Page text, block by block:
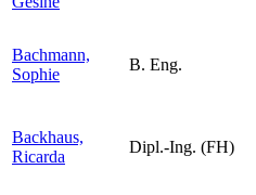
Bachmann,
Sophie
B. Eng.
Backhaus,
Ricarda
Dipl.-Ing. (FH)